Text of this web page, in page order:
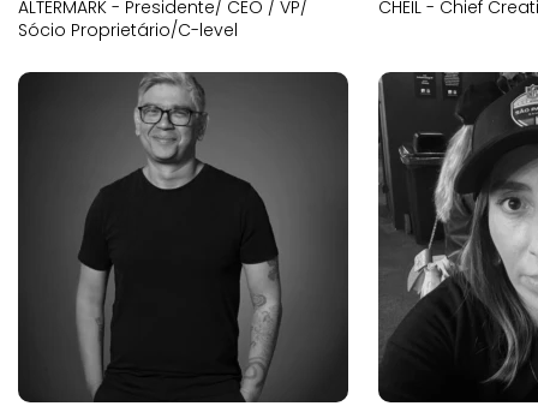
ALTERMARK - Presidente/ CEO / VP/
Sócio Proprietário/C-level
CHEIL - Chief